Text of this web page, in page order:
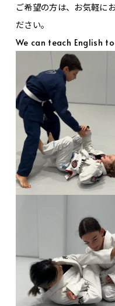
ご希望の方は、お気軽に
ださい。
We can teach English